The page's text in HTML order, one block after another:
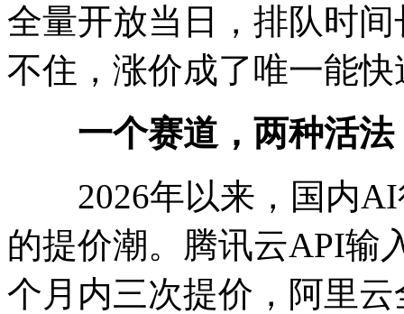
全量开放当日，排队时
不住，涨价成了唯一能
一个赛道，两种活法
2026年以来，国内AI
的提价潮。腾讯云API输
个月内三次提价，阿里